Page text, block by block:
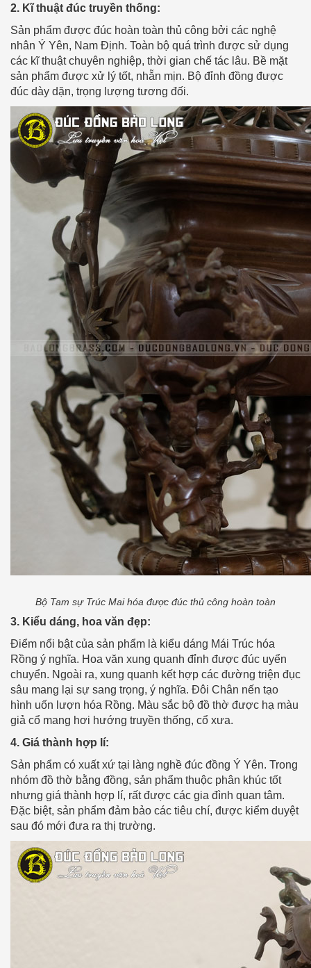
2. Kĩ thuật đúc truyền thống:
Sản phẩm được đúc hoàn toàn thủ công bởi các nghệ
nhân Ý Yên, Nam Định. Toàn bộ quá trình được sử dụng
các kĩ thuật chuyên nghiệp, thời gian chế tác lâu. Bề mặt
sản phẩm được xử lý tốt, nhẵn mịn. Bộ đỉnh đồng được
đúc dày dặn, trọng lượng tương đối.
Bộ Tam sự Trúc Mai hóa được đúc thủ công hoàn toàn
3. Kiểu dáng, hoa văn đẹp:
Điểm nổi bật của sản phẩm là kiểu dáng Mái Trúc hóa
Rồng ý nghĩa. Hoa văn xung quanh đỉnh được đúc uyển
chuyển. Ngoài ra, xung quanh kết hợp các đường triện đục
sâu mang lại sự sang trọng, ý nghĩa. Đôi Chân nến tạo
hình uốn lượn hóa Rồng. Màu sắc bộ đồ thờ được hạ màu
giả cổ mang hơi hướng truyền thống, cổ xưa.
4. Giá thành hợp lí:
Sản phẩm có xuất xứ tại làng nghề đúc đồng Ý Yên. Trong
nhóm đồ thờ bằng đồng, sản phẩm thuộc phân khúc tốt
nhưng giá thành hợp lí, rất được các gia đình quan tâm.
Đặc biệt, sản phẩm đảm bảo các tiêu chí, được kiểm duyệt
sau đó mới đưa ra thị trường.